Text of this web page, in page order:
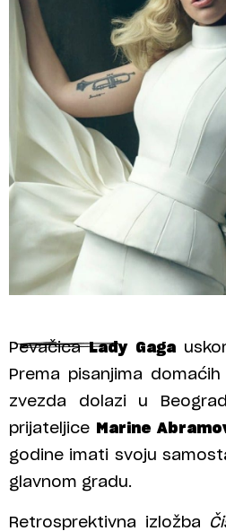
PevačicaLady Gaga
Prema pisanjima
zvezda dolazi u
prijateljice
Marine
godine imati svoju
glavnom gradu.
Retrosprektivna izložba